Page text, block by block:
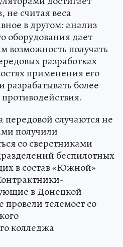
не считая веса
в другом: анализ
оборудования дает
возможность получать
разработках
применения его
разрабатывать более
случаются не
получили
со сверстниками
беспилотных
в состав «Южной»
в Донецкой
телемост со
колледжа